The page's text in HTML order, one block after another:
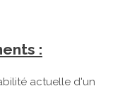
:
actuelle d'un